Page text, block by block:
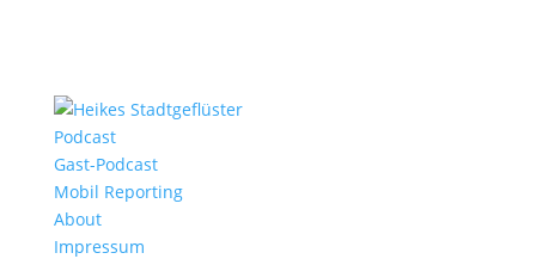
Podcast
Gast-Podcast
Mobil Reporting
About
Impressum